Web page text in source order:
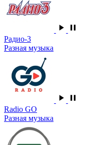
Радио-3
Разная музыка
Radio GO
Разная музыка